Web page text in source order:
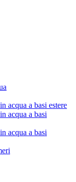
acqua a basi estere
acqua a basi
acqua a basi